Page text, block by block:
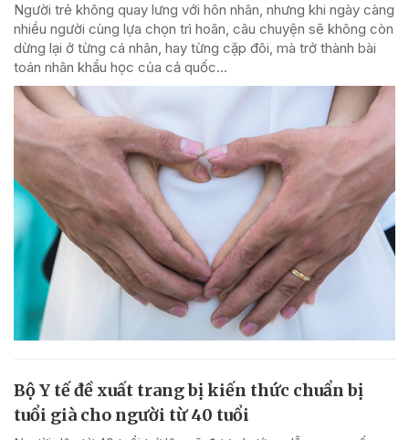
Người trẻ không quay lưng với hôn nhân, nhưng khi ngày càng
nhiều người cùng lựa chọn trì hoãn, câu chuyện sẽ không còn
dừng lại ở từng cá nhân, hay từng cặp đôi, mà trở thành bài
toán nhân khẩu học của cả quốc...
Bộ Y tế đề xuất trang bị kiến thức chuẩn bị
tuổi già cho người từ 40 tuổi